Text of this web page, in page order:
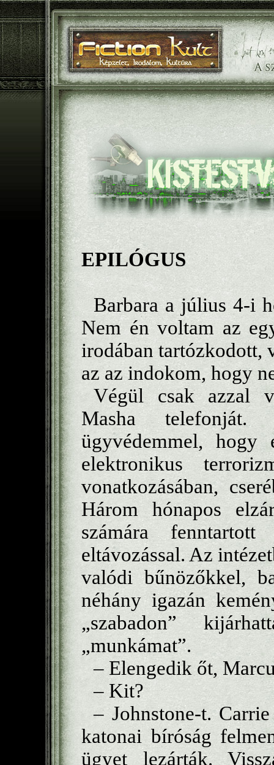
EPILÓGUS
Barbara a július 4-i
Nem én voltam az
irodában tartózkodott,
az az indokom, hogy
Végül csak azzal
Masha
ügyvédemmel, hogy
elektronikus
vonatkozásában,
Három hónapos
számára fenntartott
eltávozással. Az
valódi bűnözőkkel,
néhány igazán
„szabadon”
„munkámat”.
– Elengedik őt,
– Kit?
– Johnstone-t.
katonai bíróság
ügyet lezárták.